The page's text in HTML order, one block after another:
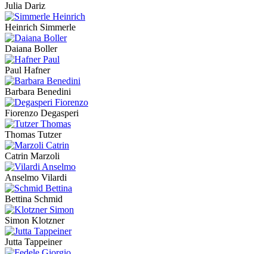
Julia Dariz
Heinrich Simmerle
Daiana Boller
Paul Hafner
Barbara Benedini
Fiorenzo Degasperi
Thomas Tutzer
Catrin Marzoli
Anselmo Vilardi
Bettina Schmid
Simon Klotzner
Jutta Tappeiner